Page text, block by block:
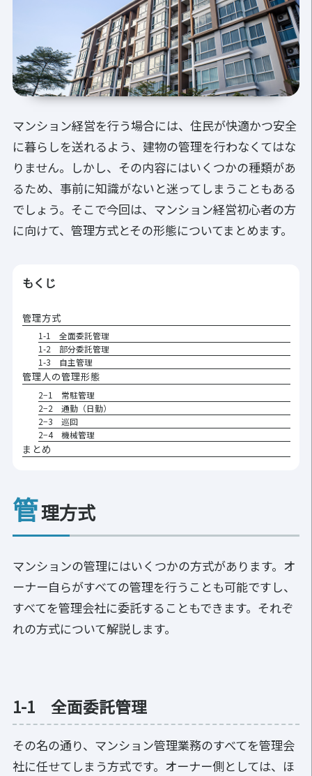
マンション経営を行う場合には、住民が快適かつ安全
に暮らしを送れるよう、建物の管理を行わなくてはな
りません。しかし、その内容にはいくつかの種類があ
るため、事前に知識がないと迷ってしまうこともある
でしょう。そこで今回は、マンション経営初心者の方
に向けて、管理方式とその形態についてまとめます。
もくじ
管理方式
1-1 全面委託管理
1-2 部分委託管理
1-3 自主管理
管理人の管理形態
2−1 常駐管理
2−2 通勤（日勤）
2−3 巡回
2−4 機械管理
まとめ
管理方式
マンションの管理にはいくつかの方式があります。オ
ーナー自らがすべての管理を行うことも可能ですし、
すべてを管理会社に委託することもできます。それぞ
れの方式について解説します。
1-1 全面委託管理
その名の通り、マンション管理業務のすべてを管理会
社に任せてしまう方式です。オーナー側としては、ほ